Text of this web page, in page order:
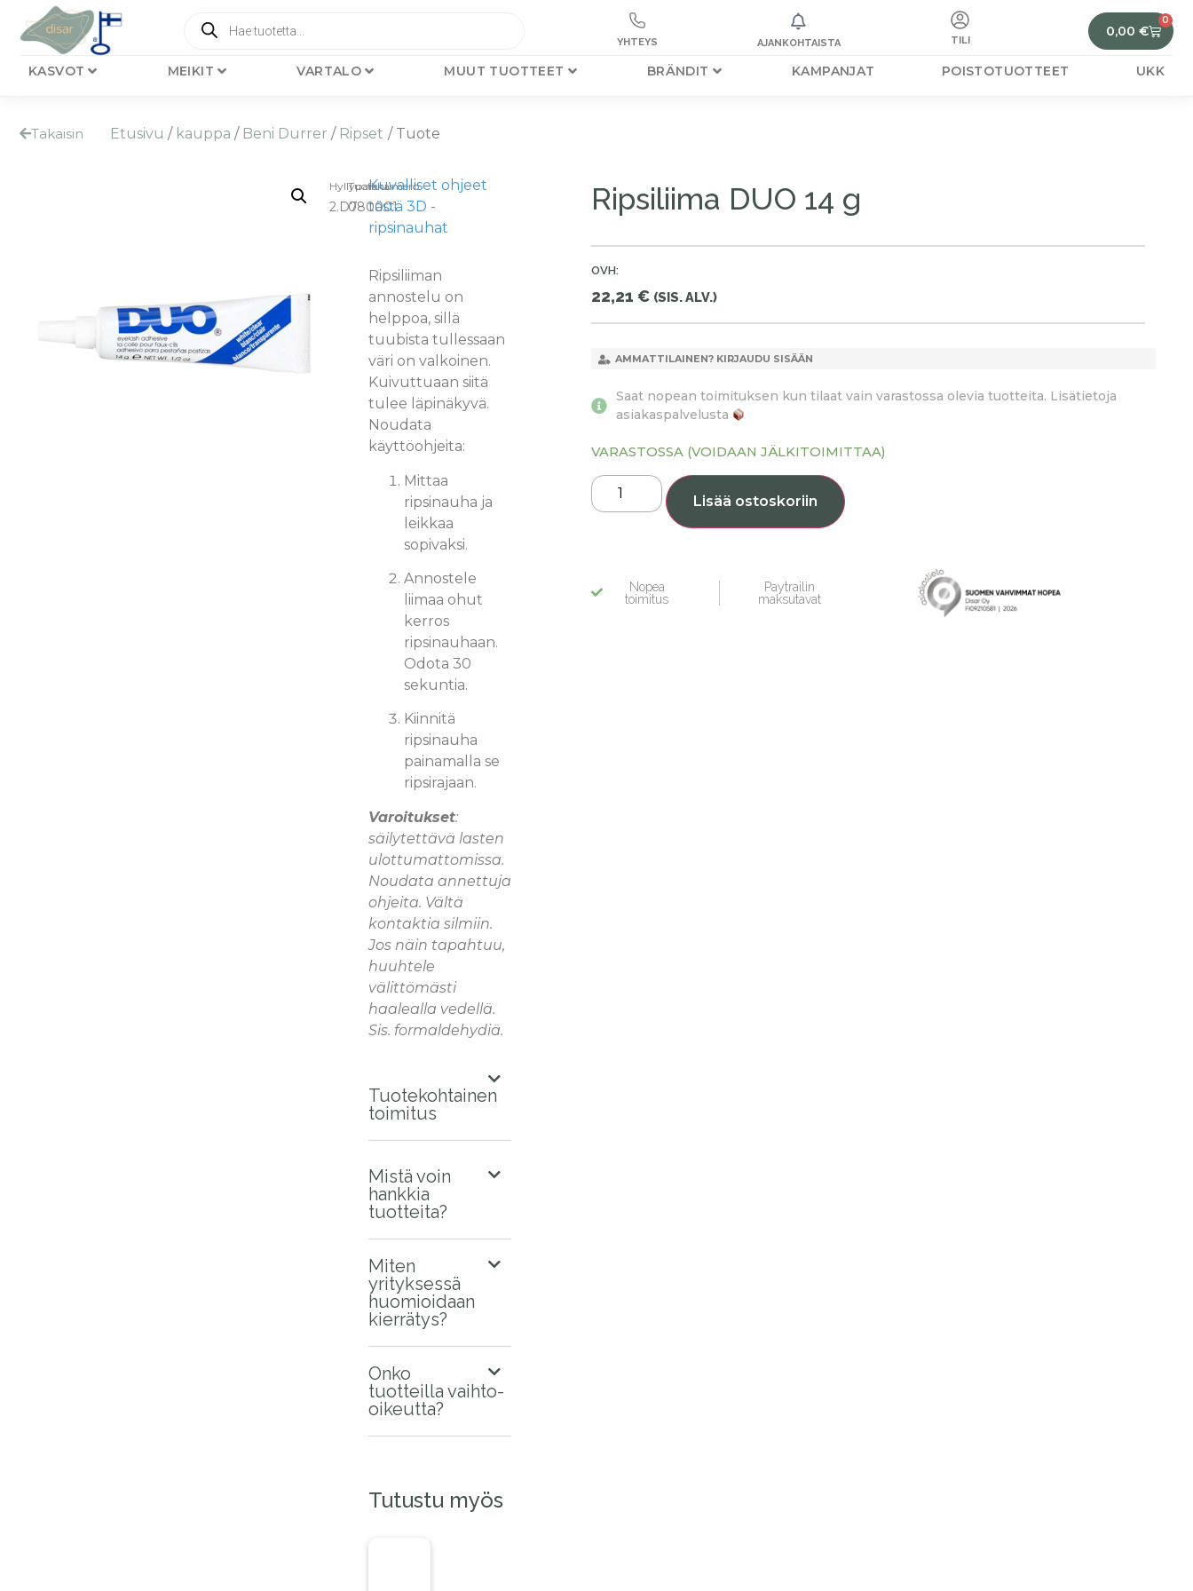
YHTEYS AJANKOHTAISTA TILI
0,00 €
0
KASVOT MEIKIT VARTALO MUUT TUOTTEET BRÄNDIT KAMPANJAT POISTOTUOTTEET UKK
Etusivu / kauppa / Beni Durrer / Ripset / Tuote
Takaisin
Hyllypaikka:
2.D7
Tuotenumero
080001
Kuvalliset ohjeet
tästä 3D -
ripsinauhat
Ripsiliiman
annostelu on
helppoa, sillä
tuubista tullessaan
väri on valkoinen.
Kuivuttuaan siitä
tulee läpinäkyvä.
Noudata
käyttöohjeita:
Mittaa
ripsinauha ja
leikkaa
sopivaksi.
Annostele
liimaa ohut
kerros
ripsinauhaan.
Odota 30
sekuntia.
Kiinnitä
ripsinauha
painamalla se
ripsirajaan.
Varoitukset:
säilytettävä lasten
ulottumattomissa.
Noudata annettuja
ohjeita. Vältä
kontaktia silmiin.
Jos näin tapahtuu,
huuhtele
välittömästi
haalealla vedellä.
Sis. formaldehydiä.
Tuotekohtainen
toimitus
Mistä voin
hankkia
tuotteita?
Miten
yrityksessä
huomioidaan
kierrätys?
Onko
tuotteilla vaihto-
oikeutta?
Tutustu myös
Ripsiliima DUO 14 g
OVH:
22,21 € (SIS. ALV.)
AMMATTILAINEN? KIRJAUDU SISÄÄN
Saat nopean toimituksen kun tilaat vain varastossa olevia tuotteita. Lisätietoja
asiakaspalvelusta
VARASTOSSA (VOIDAAN JÄLKITOIMITTAA)
Lisää ostoskoriin
Nopea
toimitus
Paytrailin
maksutavat